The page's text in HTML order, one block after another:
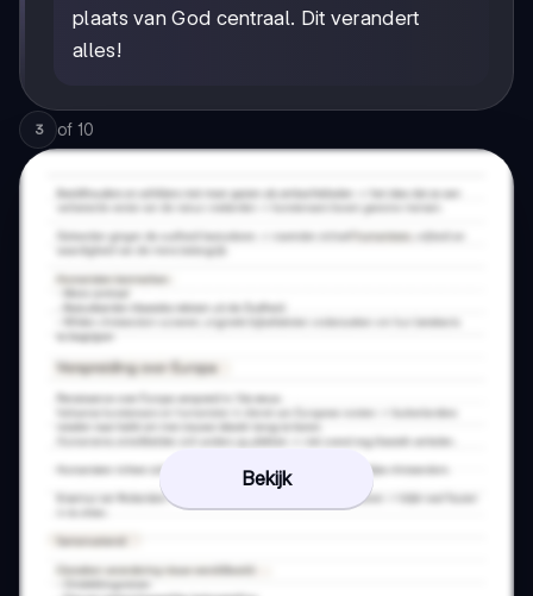
plaats van God centraal. Dit verandert
alles!
3 of 10
Bekijk